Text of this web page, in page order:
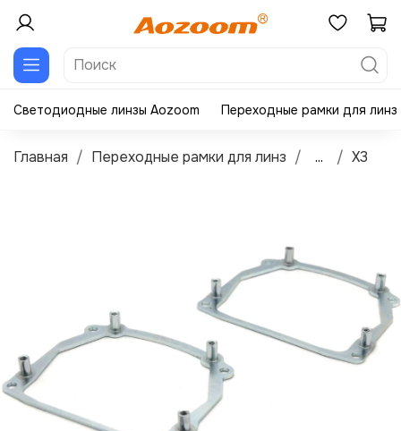
Светодиодные линзы Aozoom Переходные рамки для линз
Главная Переходные рамки для линз ... X3